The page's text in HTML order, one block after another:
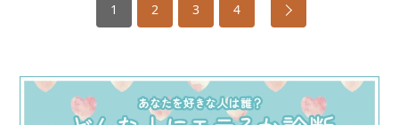
1 2 3 4